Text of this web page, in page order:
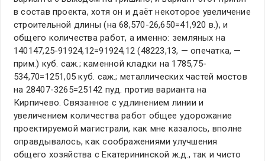
в состав проекта, хотя он и даёт некоторое увеличение
строительной длины (на 68,570-26,650=41,920 в.), и
общего количества работ, а именно: земляных на
140147,25-91924,12=91924,12 (48223,13, — опечатка, —
прим.) куб. саж.; каменной кладки на 1785,75-
534,70=1251,05 куб. саж.; металлических частей мостов
на 28407-3265=25142 пуд. против варианта на
Кирпичево. Связанное с удлинением линии и
увеличением количества работ общее удорожание
проектируемой магистрали, как мне казалось, вполне
оправдывалось, как соображениями улучшения
общего хозяйства с Екатерининской ж.д., так и чисто